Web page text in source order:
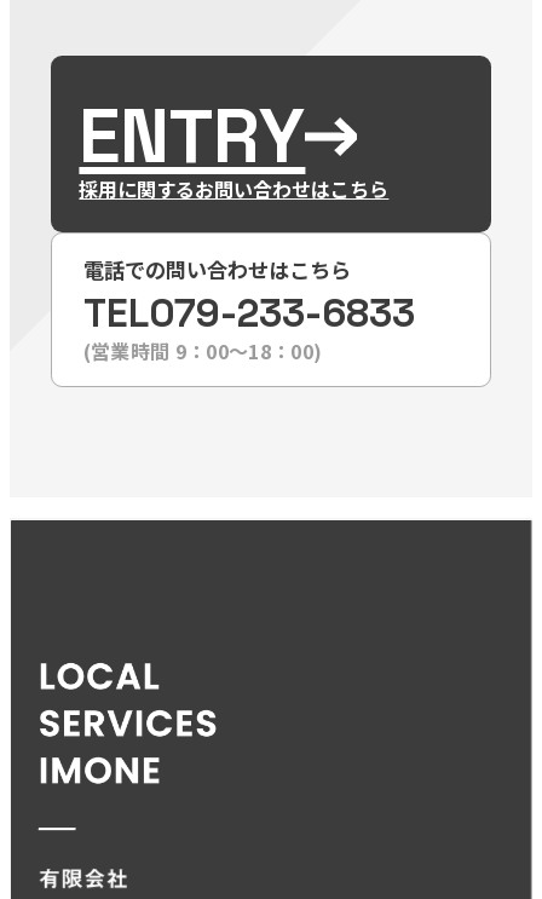
ENTRY
採用に関するお問い合わせはこちら
電話での問い合わせはこちら
TEL079-233-6833
(営業時間 9：00〜18：00)